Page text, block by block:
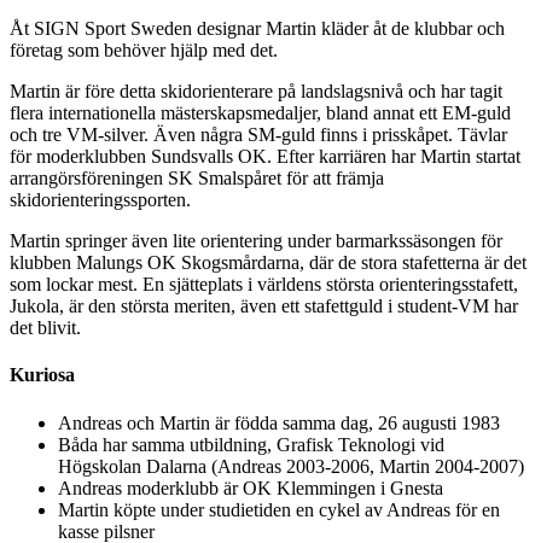
Åt SIGN Sport Sweden designar Martin kläder åt de klubbar och
företag som behöver hjälp med det.
Martin är före detta skidorienterare på landslagsnivå och har tagit
flera internationella mästerskapsmedaljer, bland annat ett EM-guld
och tre VM-silver. Även några SM-guld finns i prisskåpet. Tävlar
för moderklubben Sundsvalls OK. Efter karriären har Martin startat
arrangörsföreningen SK Smalspåret för att främja
skidorienteringssporten.
Martin springer även lite orientering under barmarkssäsongen för
klubben Malungs OK Skogsmårdarna, där de stora stafetterna är det
som lockar mest. En sjätteplats i världens största orienteringsstafett,
Jukola, är den största meriten, även ett stafettguld i student-VM har
det blivit.
Kuriosa
Andreas och Martin är födda samma dag, 26 augusti 1983
Båda har samma utbildning, Grafisk Teknologi vid
Högskolan Dalarna (Andreas 2003-2006, Martin 2004-2007)
Andreas moderklubb är OK Klemmingen i Gnesta
Martin köpte under studietiden en cykel av Andreas för en
kasse pilsner